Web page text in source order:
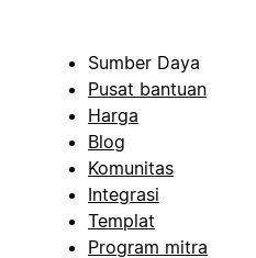
Sumber Daya
Pusat bantuan
Harga
Blog
Komunitas
Integrasi
Templat
Program mitra